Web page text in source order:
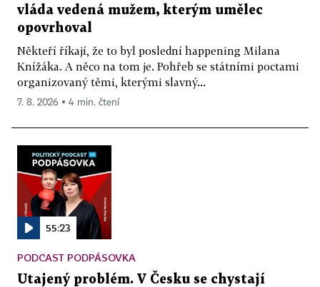
vláda vedená mužem, kterým umělec
opovrhoval
Někteří říkají, že to byl poslední happening Milana
Knížáka. A něco na tom je. Pohřeb se státními poctami
organizovaný těmi, kterými slavný...
7. 8. 2026 ▪ 4 min. čtení
55:23
PODCAST PODPÁSOVKA
Utajený problém. V Česku se chystají